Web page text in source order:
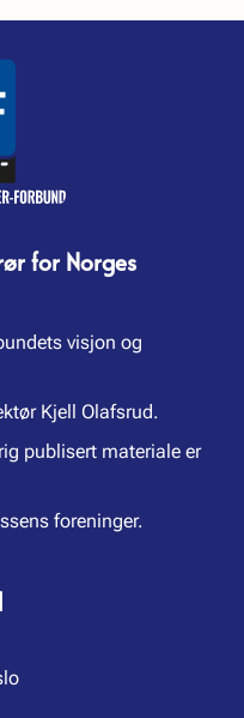
for Norges
visjon og
Kjell Olafsrud.
publisert materiale er
foreninger.